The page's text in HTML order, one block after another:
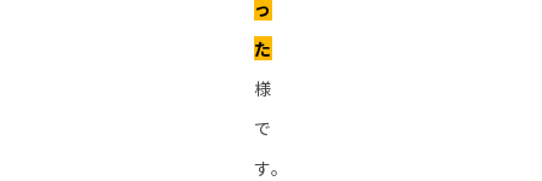
っ
た
様
で
す。